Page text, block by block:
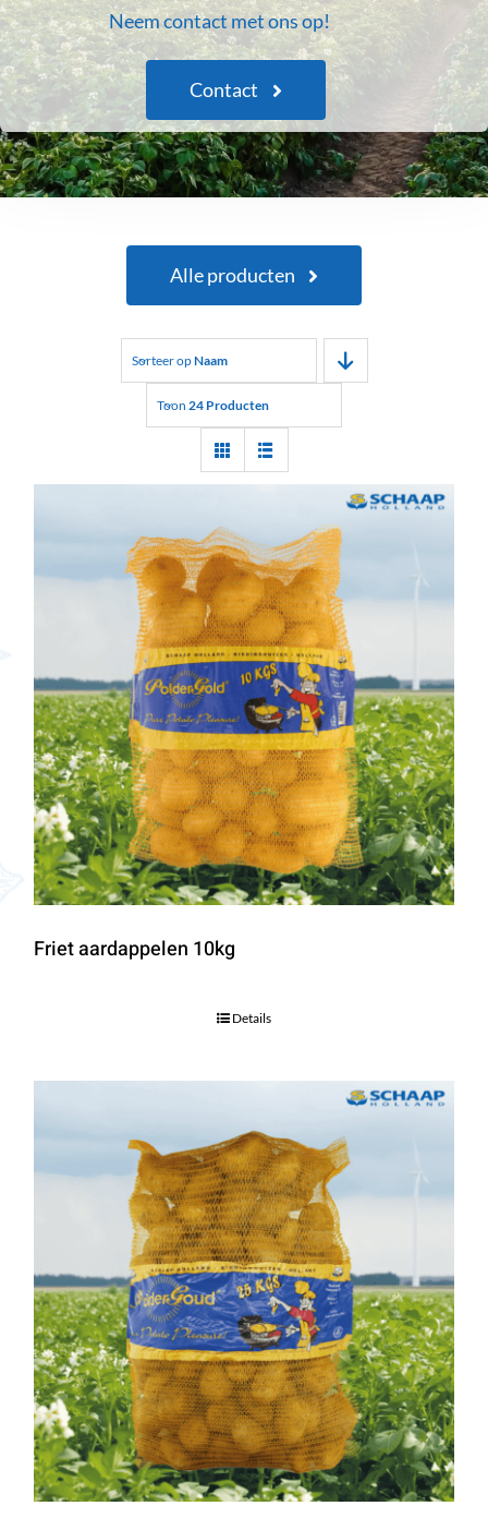
Neem contact met ons op!
Contact
Alle producten
Sorteer opNaam
Toon 24 Producten
Friet aardappelen 10kg
Details